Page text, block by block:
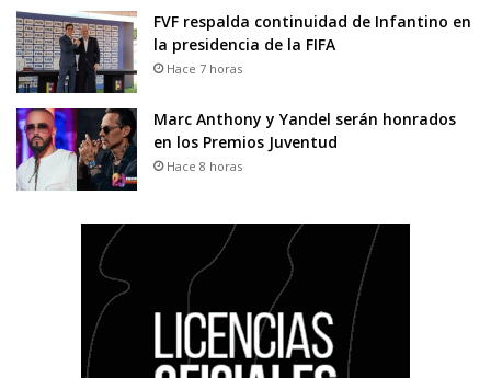
FVF respalda continuidad de Infantino en
la presidencia de la FIFA
Hace 7 horas
Marc Anthony y Yandel serán honrados
en los Premios Juventud
Hace 8 horas